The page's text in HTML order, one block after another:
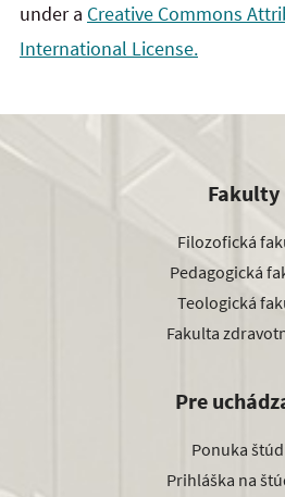
under a Creative Commons
International License.
Fakulty
Filozofická
Pedagogická
Teologická
Fakulta
Pre
Ponuka
Prihláška na